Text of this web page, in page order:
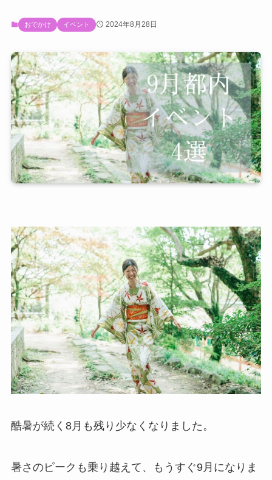
おでかけ イベント 2024年8月28日
酷暑が続く8月も残り少なくなりました。
暑さのピークも乗り越えて、もうすぐ9月になりま